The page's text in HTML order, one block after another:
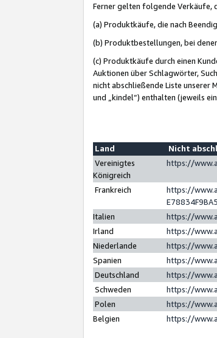
Ferner gelten folgende Verkäufe,
(a) Produktkäufe, die nach
(b) Produktbestellungen, bei
(c) Produktkäufe durch einen
Auktionen über Schlagwörter,
nicht abschließende Liste unserer
und „kindel“) enthalten (jeweils
Land
Nicht
Vereinigtes
Königreich
https://
Frankreich
https://
Italien
https://
Irland
https://
Niederlande
https://
Spanien
https://
Deutschland
https://
Schweden
https://
Polen
https://
Belgien
https://